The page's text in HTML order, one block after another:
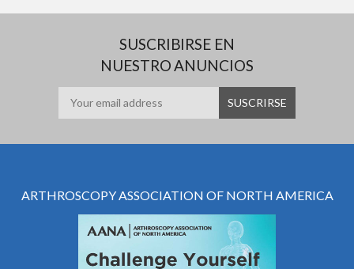
SUSCRIBIRSE EN
NUESTRO ANUNCIOS
ARTHROSCOPY ASSOCIATION OF NORTH AMERICA